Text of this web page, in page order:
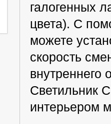
галогенных
цвета). С
можете
скорость
Светильник
интерьером